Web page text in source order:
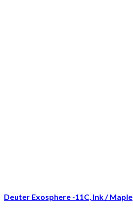
Deuter Exosphere -11C, Ink / Maple